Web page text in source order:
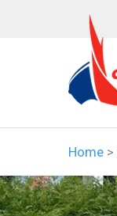
Home >